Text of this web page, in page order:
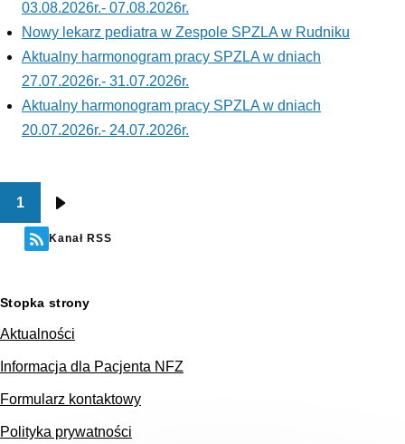
03.08.2026r.- 07.08.2026r.
Nowy lekarz pediatra w Zespole SPZLA w Rudniku
Aktualny harmonogram pracy SPZLA w dniach
27.07.2026r.- 31.07.2026r.
Aktualny harmonogram pracy SPZLA w dniach
20.07.2026r.- 24.07.2026r.
Stronicowanie
1
strona
Kanał RSS
Stopka strony
Aktualności
Informacja dla Pacjenta NFZ
Formularz kontaktowy
Polityka prywatności